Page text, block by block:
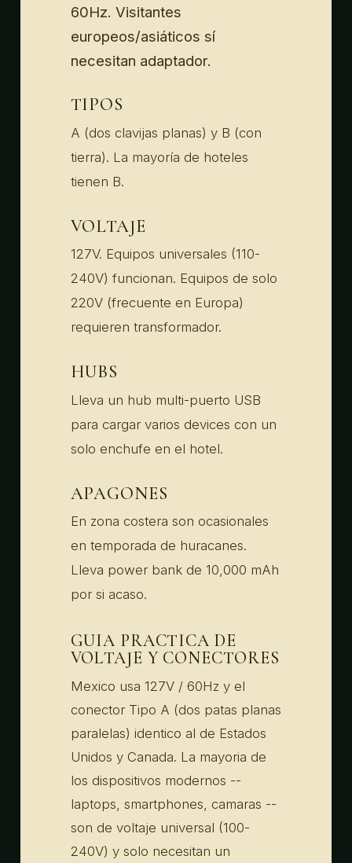
60Hz. Visitantes
europeos/asiáticos sí
necesitan adaptador.
TIPOS
A (dos clavijas planas) y B (con
tierra). La mayoría de hoteles
tienen B.
VOLTAJE
127V. Equipos universales (110-
240V) funcionan. Equipos de solo
220V (frecuente en Europa)
requieren transformador.
HUBS
Lleva un hub multi-puerto USB
para cargar varios devices con un
solo enchufe en el hotel.
APAGONES
En zona costera son ocasionales
en temporada de huracanes.
Lleva power bank de 10,000 mAh
por si acaso.
GUIA PRACTICA DE
VOLTAJE Y CONECTORES
Mexico usa 127V / 60Hz y el
conector Tipo A (dos patas planas
paralelas) identico al de Estados
Unidos y Canada. La mayoria de
los dispositivos modernos --
laptops, smartphones, camaras --
son de voltaje universal (100-
240V) y solo necesitan un